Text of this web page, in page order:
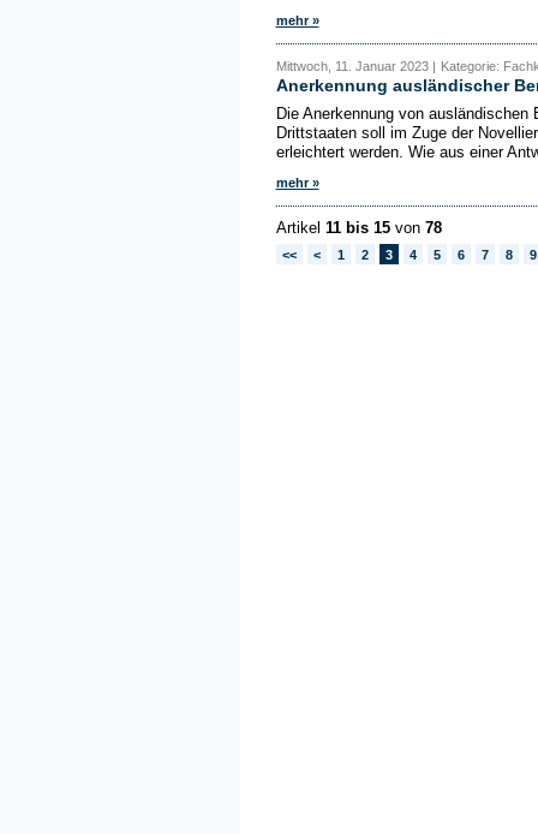
mehr »
Mittwoch, 11. Januar 2023 | Kategorie:
Anerkennung ausländischer
Die Anerkennung von
Drittstaaten soll im Zuge der
erleichtert werden. Wie aus einer
mehr »
Artikel 11 bis 15von 78
<< < 1 2 3 4 5 6 7 8 9